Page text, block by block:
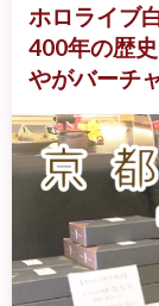
ホロライブ
400年の歴
やがバーチ